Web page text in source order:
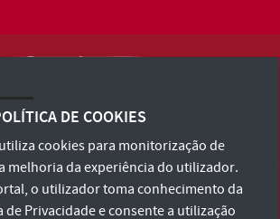
and Conditions and Privacy Policy
Accessibility Statement
DE COOKIES
cookies para monitorização de
melhoria da experiência do utilizador.
o utilizador toma conhecimento da
de Privacidadee consente a utilização